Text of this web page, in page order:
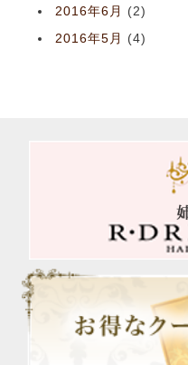
2016年6月
(2)
2016年5月
(4)